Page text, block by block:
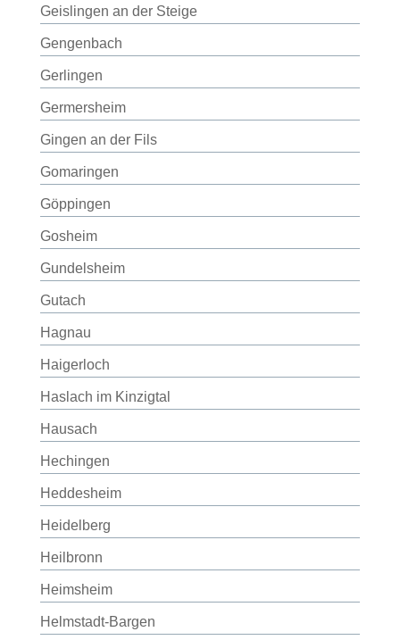
Geislingen an der Steige
Gengenbach
Gerlingen
Germersheim
Gingen an der Fils
Gomaringen
Göppingen
Gosheim
Gundelsheim
Gutach
Hagnau
Haigerloch
Haslach im Kinzigtal
Hausach
Hechingen
Heddesheim
Heidelberg
Heilbronn
Heimsheim
Helmstadt-Bargen